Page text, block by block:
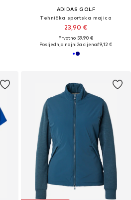
ADIDAS GOLF
Tehnička sportska majica
23,90 €
Prvotno: 59,90 €
Posljednja najniža cijena:19,12 €